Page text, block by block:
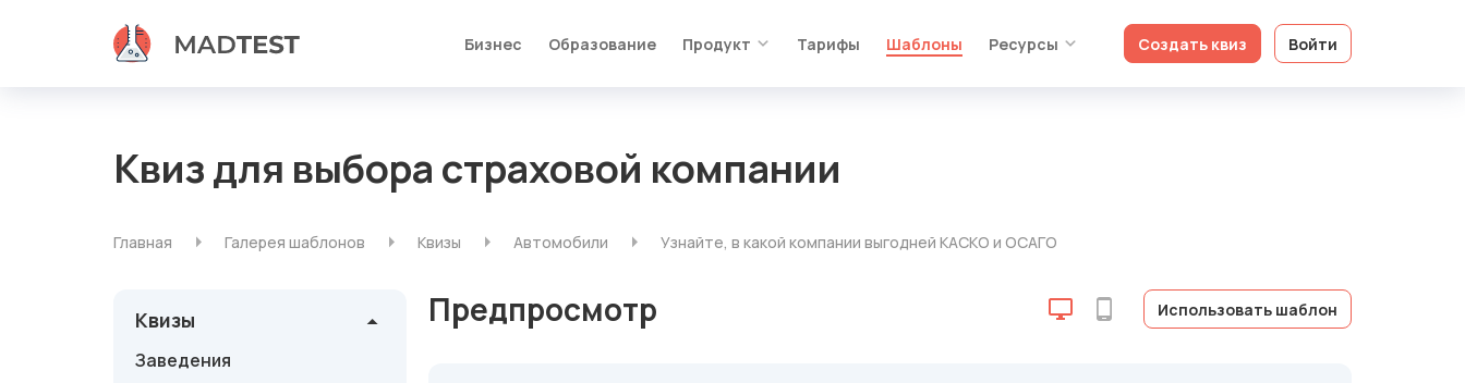
Бизнес Образование Продукт Тарифы Шаблоны Ресурсы Создать квиз Войти
Квиз для выбора страховой компании
Главная Галерея шаблонов Квизы Автомобили Узнайте, в какой компании выгодней КАСКО и ОСАГО
Квизы
Заведения
Предпросмотр Использовать шаблон